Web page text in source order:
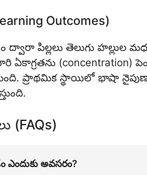
Outcomes)
పిల్లలు తెలుగు హల్లుల
ఏకాగ్రతను (concentration)
ప్రాథమిక స్థాయిలో భాషా
(FAQs)
ఎందుకు అవసరం?